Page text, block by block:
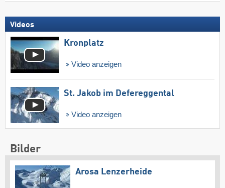
Videos
Kronplatz
Video anzeigen
St. Jakob im Defereggental
Video anzeigen
Bilder
Arosa Lenzerheide